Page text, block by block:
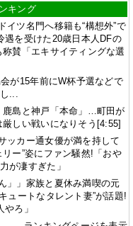
キング
イツ名門へ移籍も“構想外”で
を受けた20歳日本人DFの
賛「エキサイティングな選
が15年前にW杯予選などで
...
鹿島と神戸「本命」…町田が
しい戦いになりそう[4:55]
ッカー通女優が満を持して
ー”姿にファン騒然!「おや
が凄すぎた」
」」家族と夏休み満喫の元
ュートなタレント妻”が話題!
やろ」